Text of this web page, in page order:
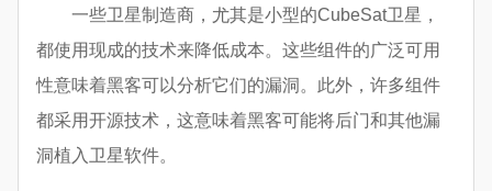
一些卫星制造商，尤其是小型的CubeSat卫星，
都使用现成的技术来降低成本。这些组件的广泛可用
性意味着黑客可以分析它们的漏洞。此外，许多组件
都采用开源技术，这意味着黑客可能将后门和其他漏
洞植入卫星软件。